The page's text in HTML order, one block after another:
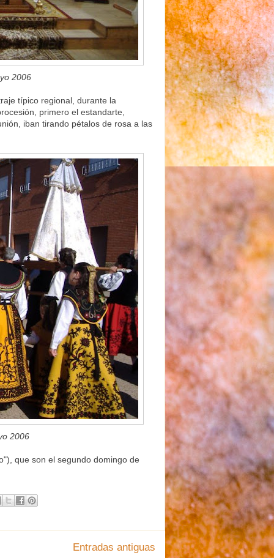
2006
típico regional, durante la
primero el estandarte,
iban tirando pétalos de rosa a las
2006
que son el segundo domingo de
Entradas antiguas